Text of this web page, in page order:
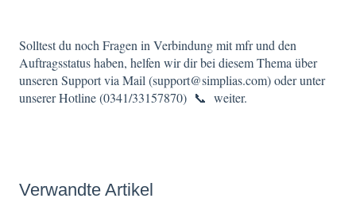
Solltest du noch Fragen in Verbindung mit mfr und den
Auftragsstatus haben, helfen wir dir bei diesem Thema über
unseren Support via Mail (support@simplias.com) oder unter
unserer Hotline (0341/33157870) 📞 weiter.
Verwandte Artikel